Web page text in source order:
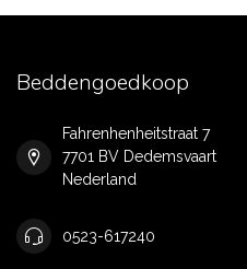
Beddengoedkoop
Fahrenhenheitstraat 7
7701 BV Dedemsvaart
Nederland
0523-617240